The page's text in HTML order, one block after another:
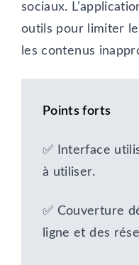
sociaux.
outils pour limiter
les contenus
Points forts
✅ Interface
à utiliser.
✅ Couverture
ligne et des